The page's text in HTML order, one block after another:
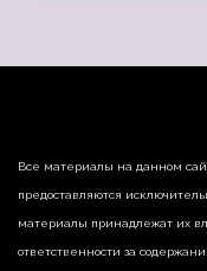
Все материалы на данном
предоставляются
материалы принадлежат их
ответственности за